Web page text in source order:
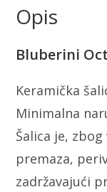
Opis
Bluberini
Keramička
Minimalna
Šalica je,
premaza,
zadržavajući